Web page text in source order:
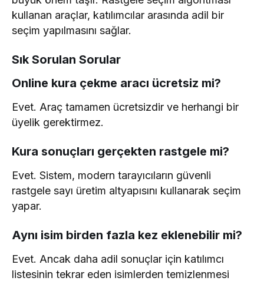
kullanan araçlar, katılımcılar arasında adil bir
seçim yapılmasını sağlar.
Sık Sorulan Sorular
Online kura çekme aracı ücretsiz mi?
Evet. Araç tamamen ücretsizdir ve herhangi bir
üyelik gerektirmez.
Kura sonuçları gerçekten rastgele mi?
Evet. Sistem, modern tarayıcıların güvenli
rastgele sayı üretim altyapısını kullanarak seçim
yapar.
Aynı isim birden fazla kez eklenebilir mi?
Evet. Ancak daha adil sonuçlar için katılımcı
listesinin tekrar eden isimlerden temizlenmesi